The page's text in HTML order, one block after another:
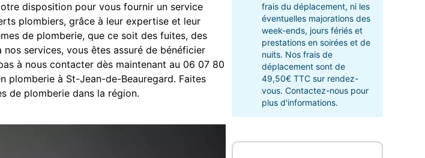
disposition pour vous fournir un service
plombiers, grâce à leur expertise et leur
de plomberie, que ce soit des fuites, des
services, vous êtes assuré de bénéficier
à nous contacter dès maintenant au 06 07 80
plomberie à St-Jean-de-Beauregard. Faites
de plomberie dans la région.
frais du déplacement, ni les
éventuelles majorations des
week-ends, jours fériés et
prestations en soirées et de
nuits. Nos frais de
déplacement sont de
49,50€ TTC sur rendez-
vous. Contactez-nous pour
plus d'informations.